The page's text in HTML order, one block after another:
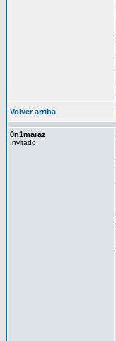
Volver arriba
0n1maraz
Invitado